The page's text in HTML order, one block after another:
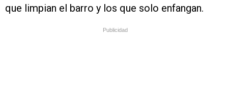
que limpian el barro y los que solo enfangan.
Publicidad